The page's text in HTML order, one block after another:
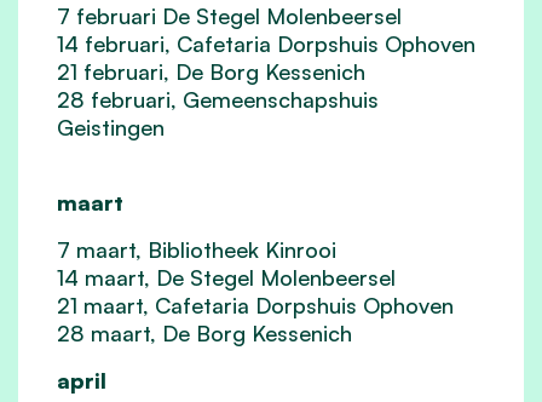
7 februari De Stegel Molenbeersel
14 februari, Cafetaria Dorpshuis Ophoven
21 februari, De Borg Kessenich
28 februari, Gemeenschapshuis
Geistingen
maart
7 maart, Bibliotheek Kinrooi
14 maart, De Stegel Molenbeersel
21 maart, Cafetaria Dorpshuis Ophoven
28 maart, De Borg Kessenich
april